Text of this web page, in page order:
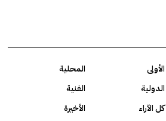
الأولى
المحلية
الدولية
الفنية
كل الآراء
الأخيرة